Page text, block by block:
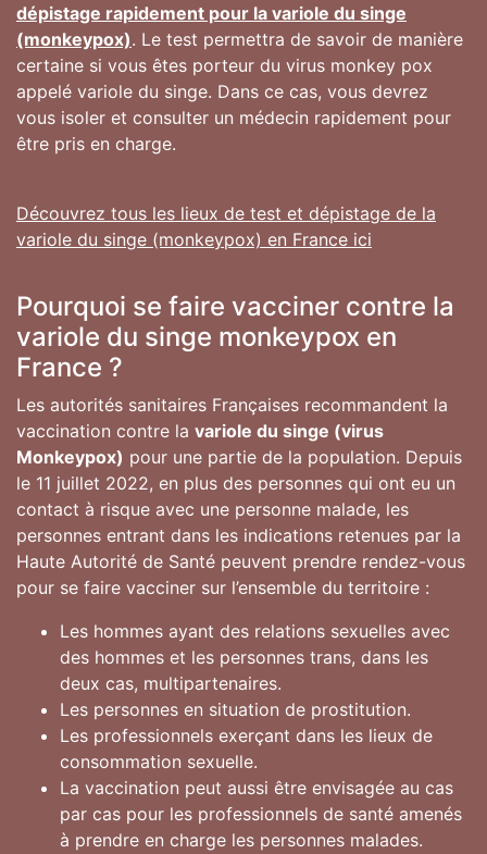
dépistage rapidement pour la variole du singe
(monkeypox). Le test permettra de savoir de manière
certaine si vous êtes porteur du virus monkey pox
appelé variole du singe. Dans ce cas, vous devrez
vous isoler et consulter un médecin rapidement pour
être pris en charge.
Découvrez tous les lieux de test et dépistage de la
variole du singe (monkeypox) en France ici
Pourquoi se faire vacciner contre la
variole du singe monkeypox en
France ?
Les autorités sanitaires Françaises recommandent la
vaccination contre la variole du singe (virus
Monkeypox) pour une partie de la population. Depuis
le 11 juillet 2022, en plus des personnes qui ont eu un
contact à risque avec une personne malade, les
personnes entrant dans les indications retenues par la
Haute Autorité de Santé peuvent prendre rendez-vous
pour se faire vacciner sur l’ensemble du territoire :
Les hommes ayant des relations sexuelles avec
des hommes et les personnes trans, dans les
deux cas, multipartenaires.
Les personnes en situation de prostitution.
Les professionnels exerçant dans les lieux de
consommation sexuelle.
La vaccination peut aussi être envisagée au cas
par cas pour les professionnels de santé amenés
à prendre en charge les personnes malades.